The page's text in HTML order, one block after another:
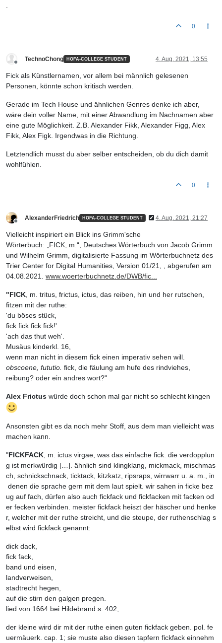
0
TechnoChong HOFA-COLLEGE STUDENT 4. Aug. 2021, 13:55
Fick als Künstlernamen, vor allem bei männlich gelesenen
Personen, könnte schon kritisch werden.
Gerade im Tech House und ähnlichen Genres denke ich aber,
wäre dein voller Name, mit einer Abwandlung im Nachnamen aber
eine gute Möglichkeit. Z.B. Alexander Fikk, Alexander Figg, Alex
Fikk, Alex Figk. Irgendwas in die Richtung.
Letztendlich musst du aber selber entscheiden, ob du dich damit
wohlfühlen.
0
AlexanderFriedrich HOFA-COLLEGE STUDENT 4. Aug. 2021, 21:27
Vielleicht inspiriert ein Blick ins Grimm'sche
Wörterbuch: „FICK, m.“, Deutsches Wörterbuch von Jacob Grimm
und Wilhelm Grimm, digitalisierte Fassung im Wörterbuchnetz des
Trier Center for Digital Humanities, Version 01/21, , abgerufen am
04.08.2021. www.woerterbuchnetz.de/DWB/fic...
"FICK , m. tritus, frictus, ictus, das reiben, hin und her rutschen,
fitzen mit der ruthe:
'du böses stück,
fick fick fick fick!'
'ach das thut weh'.
Musäus kinderkl. 16,
wenn man nicht in diesem fick einen imperativ sehen will.
obscoene, fututio. fick, die fäulung am hufe des rindviehes,
reibung? oder ein andres wort?"
Alex Frictus würde doch schon mal gar nicht so schlecht klingen
Ansonsten gibt es da noch mehr Stoff, aus dem man vielleicht was
machen kann.
"FICKFACK m. ictus virgae, was das einfache fick. die verdopplun
g ist merkwürdig […] ähnlich sind klingklang, mickmack, mischmas
ch, schnickschnack, ticktack, kitzkatz, ripsraps, wirrwarr u. a. m.,
in
denen die sprache gern mit dem laut spielt. wir sahen in ficke bez
ug auf fach, dürfen also auch fickfack und fickfacken mit facken od
er fecken verbinden. meister fickfack heiszt der häscher und henke
r, welcher mit der ruthe streicht, und die steupe, der ruthenschlag s
elbst wird fickfack genannt:
dick dack,
fick fack,
band und eisen,
landverweisen,
stadtrecht hegen,
auf die stirn den galgen pregen.
lied von 1664 bei Hildebrand s. 402;
der kleine wird dir mit der ruthe einen guten fickfack geben. pol. fe
uermäuerk. cap. 1; sie muste also diesen tapfern fickfack einnehm